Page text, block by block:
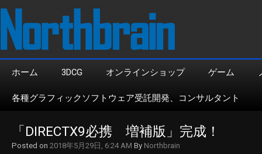
ホーム 3DCG オンラインショップ ゲーム
各種グラフィックソフトウェア受託開発、コンサルタント
「DIRECTX9必携　増補版」完成！
Posted on 2018年5月29日, 6:24 AM By Northbrain